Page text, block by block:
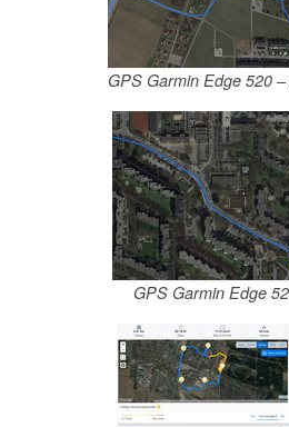
GPS Garmin Edge 520
GPS Garmin Edge